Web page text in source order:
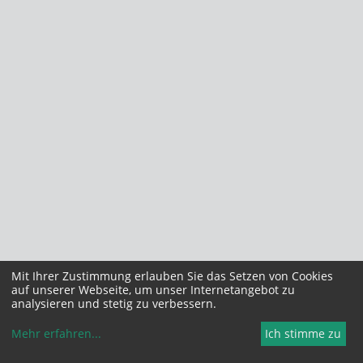
Mit Ihrer Zustimmung erlauben Sie das Setzen von Cookies
auf unserer Webseite, um unser Internetangebot zu
analysieren und stetig zu verbessern.
Mehr erfahren... Ich stimme zu